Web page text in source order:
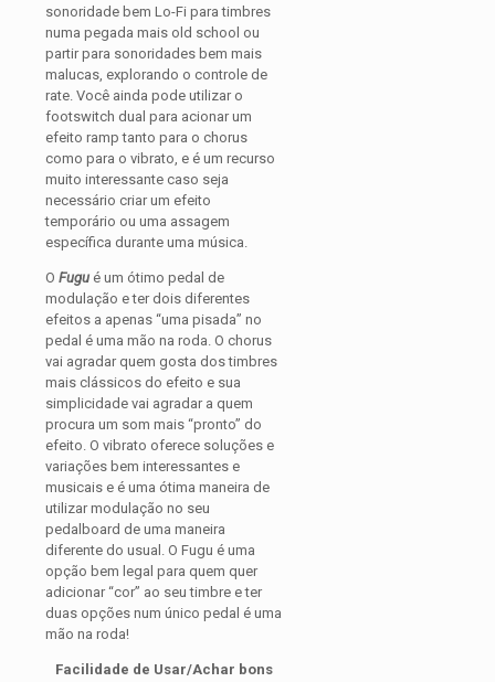
sonoridade bem Lo-Fi para timbres
numa pegada mais old school ou
partir para sonoridades bem mais
malucas, explorando o controle de
rate. Você ainda pode utilizar o
footswitch dual para acionar um
efeito ramp tanto para o chorus
como para o vibrato, e é um recurso
muito interessante caso seja
necessário criar um efeito
temporário ou uma assagem
específica durante uma música.
O Fugu é um ótimo pedal de
modulação e ter dois diferentes
efeitos a apenas “uma pisada” no
pedal é uma mão na roda. O chorus
vai agradar quem gosta dos timbres
mais clássicos do efeito e sua
simplicidade vai agradar a quem
procura um som mais “pronto” do
efeito. O vibrato oferece soluções e
variações bem interessantes e
musicais e é uma ótima maneira de
utilizar modulação no seu
pedalboard de uma maneira
diferente do usual. O Fugu é uma
opção bem legal para quem quer
adicionar “cor” ao seu timbre e ter
duas opções num único pedal é uma
mão na roda!
Facilidade de Usar/Achar bons